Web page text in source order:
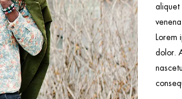
aliquet
Lorem
dolor.